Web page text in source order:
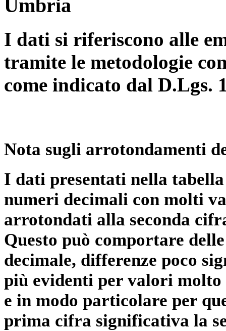
Umbria
I dati si riferiscono alle
tramite le metodologie
come indicato dal D.Lgs.
Nota sugli arrotondamenti
I dati presentati nella
numeri decimali con molti
arrotondati alla seconda
Questo può comportare
decimale, differenze poco
più evidenti per valori
e in modo particolare per
prima cifra significativa la